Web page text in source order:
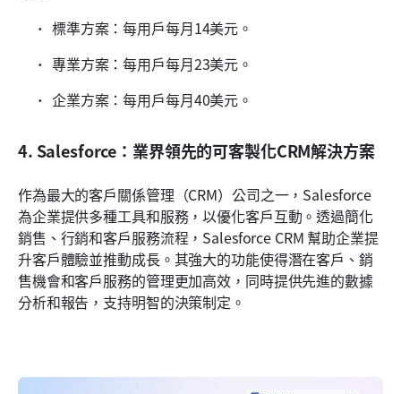
標準方案：每用戶每月14美元。
專業方案：每用戶每月23美元。
企業方案：每用戶每月40美元。
4. Salesforce：業界領先的可客製化CRM解決方案
作為最大的客戶關係管理（CRM）公司之一，Salesforce
為企業提供多種工具和服務，以優化客戶互動。透過簡化
銷售、行銷和客戶服務流程，Salesforce CRM 幫助企業提
升客戶體驗並推動成長。其強大的功能使得潛在客戶、銷
售機會和客戶服務的管理更加高效，同時提供先進的數據
分析和報告，支持明智的決策制定。